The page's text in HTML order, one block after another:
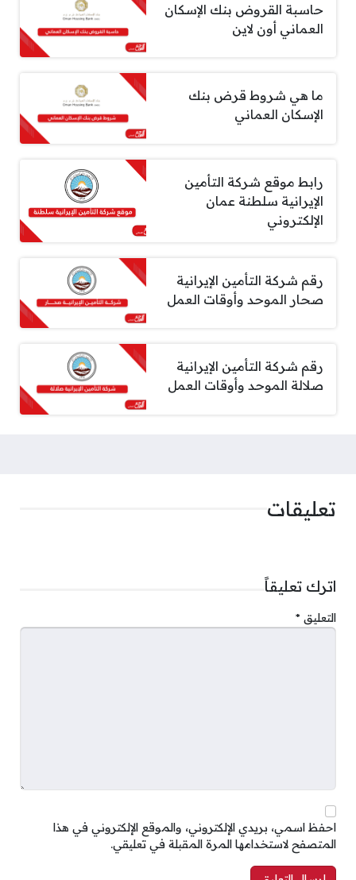
حاسبة القروض بنك الإسكان
العماني أون لاين
ما هي شروط قرض بنك
الإسكان العماني
رابط موقع شركة التأمين
الإيرانية سلطنة عمان
الإلكتروني
رقم شركة التأمين الإيرانية
صحار الموحد وأوقات العمل
رقم شركة التأمين الإيرانية
صلالة الموحد وأوقات العمل
تعليقات
اترك تعليقاً
التعليق *
احفظ اسمي، بريدي الإلكتروني، والموقع الإلكتروني في هذا
المتصفح لاستخدامها المرة المقبلة في تعليقي.